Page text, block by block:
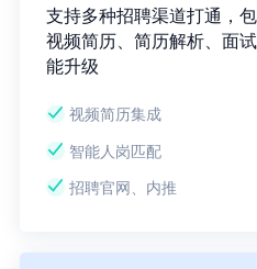
支持多种招聘渠道打通，
视频简历、简历解析、面
能升级
视频简历集成
智能人岗匹配
招聘官网、内推